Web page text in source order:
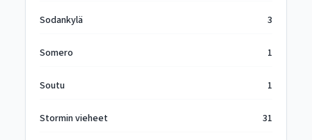
Sodankylä 3
Somero 1
Soutu 1
Stormin vieheet 31